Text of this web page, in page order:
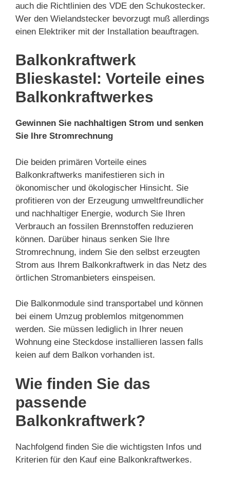
auch die Richtlinien des VDE den Schukostecker.
Wer den Wielandstecker bevorzugt muß allerdings
einen Elektriker mit der Installation beauftragen.
Balkonkraftwerk
Blieskastel: Vorteile eines
Balkonkraftwerkes
Gewinnen Sie nachhaltigen Strom und senken
Sie Ihre Stromrechnung
Die beiden primären Vorteile eines
Balkonkraftwerks manifestieren sich in
ökonomischer und ökologischer Hinsicht. Sie
profitieren von der Erzeugung umweltfreundlicher
und nachhaltiger Energie, wodurch Sie Ihren
Verbrauch an fossilen Brennstoffen reduzieren
können. Darüber hinaus senken Sie Ihre
Stromrechnung, indem Sie den selbst erzeugten
Strom aus Ihrem Balkonkraftwerk in das Netz des
örtlichen Stromanbieters einspeisen.
Die Balkonmodule sind transportabel und können
bei einem Umzug problemlos mitgenommen
werden. Sie müssen lediglich in Ihrer neuen
Wohnung eine Steckdose installieren lassen falls
keien auf dem Balkon vorhanden ist.
Wie finden Sie das
passende
Balkonkraftwerk?
Nachfolgend finden Sie die wichtigsten Infos und
Kriterien für den Kauf eine Balkonkraftwerkes.